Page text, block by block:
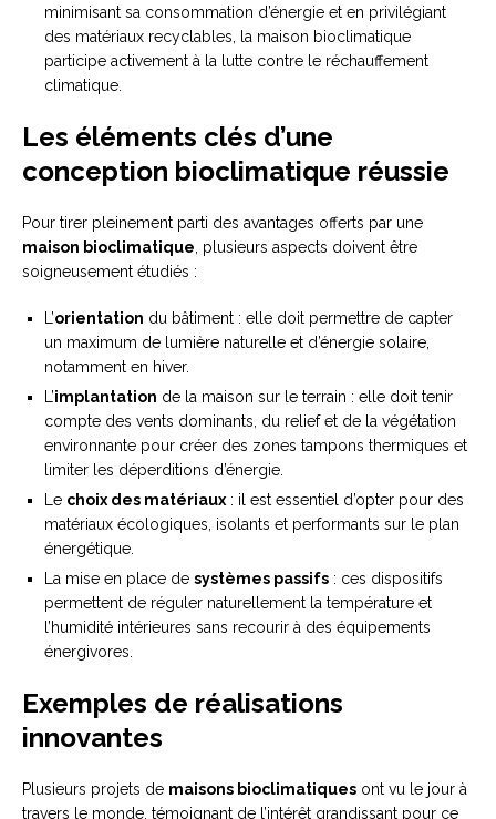
minimisant sa consommation d’énergie et en privilégiant
des matériaux recyclables, la maison bioclimatique
participe activement à la lutte contre le réchauffement
climatique.
Les éléments clés d’une
conception bioclimatique réussie
Pour tirer pleinement parti des avantages offerts par une
maison bioclimatique, plusieurs aspects doivent être
soigneusement étudiés :
L’orientation du bâtiment : elle doit permettre de capter
un maximum de lumière naturelle et d’énergie solaire,
notamment en hiver.
L’implantation de la maison sur le terrain : elle doit tenir
compte des vents dominants, du relief et de la végétation
environnante pour créer des zones tampons thermiques et
limiter les déperditions d’énergie.
Le choix des matériaux: il est essentiel d’opter pour des
matériaux écologiques, isolants et performants sur le plan
énergétique.
La mise en place de systèmes passifs : ces dispositifs
permettent de réguler naturellement la température et
l’humidité intérieures sans recourir à des équipements
énergivores.
Exemples de réalisations
innovantes
Plusieurs projets de maisons bioclimatiques ont vu le jour à
travers le monde, témoignant de l’intérêt grandissant pour ce